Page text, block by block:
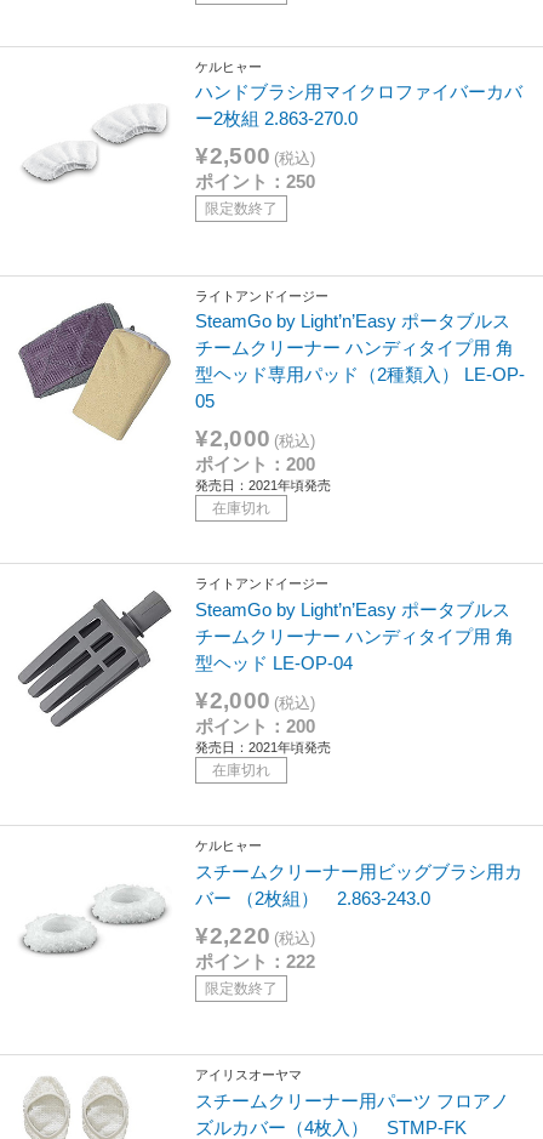
ケルヒャー
ハンドブラシ用マイクロファイバーカバ
ー2枚組 2.863-270.0
¥2,500 (税込)
ポイント：250
限定数終了
ライトアンドイージー
SteamGo by Light’n’Easy ポータブルス
チームクリーナー ハンディタイプ用 角
型ヘッド専用パッド（2種類入） LE-OP-
05
¥2,000 (税込)
ポイント：200
発売日：2021年頃発売
在庫切れ
ライトアンドイージー
SteamGo by Light’n’Easy ポータブルス
チームクリーナー ハンディタイプ用 角
型ヘッド LE-OP-04
¥2,000 (税込)
ポイント：200
発売日：2021年頃発売
在庫切れ
ケルヒャー
スチームクリーナー用ビッグブラシ用カ
バー （2枚組） 2.863-243.0
¥2,220 (税込)
ポイント：222
限定数終了
アイリスオーヤマ
スチームクリーナー用パーツ フロアノ
ズルカバー（4枚入） STMP-FK